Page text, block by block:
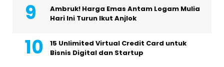
Ambruk! Harga Emas Antam Logam Mulia
Hari Ini Turun Ikut Anjlok
15 Unlimited Virtual Credit Card untuk
Bisnis Digital dan Startup